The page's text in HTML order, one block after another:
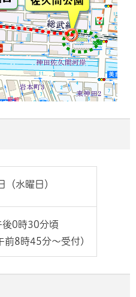
水曜日）
0時30分頃
前8時45分～受付)